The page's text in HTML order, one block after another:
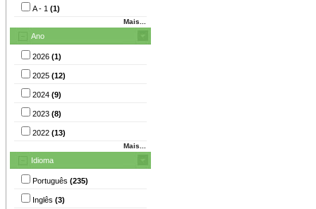
A - 1 (1)
Mais...
Ano
2026 (1)
2025 (12)
2024 (9)
2023 (8)
2022 (13)
Mais...
Idioma
Português (235)
Inglês (3)